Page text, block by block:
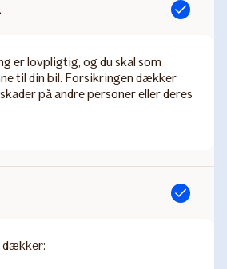
Inkluderet
er lovpligtig, og du skal som
til din bil. Forsikringen dækker
på andre personer eller deres
Inkluderet
dækker: